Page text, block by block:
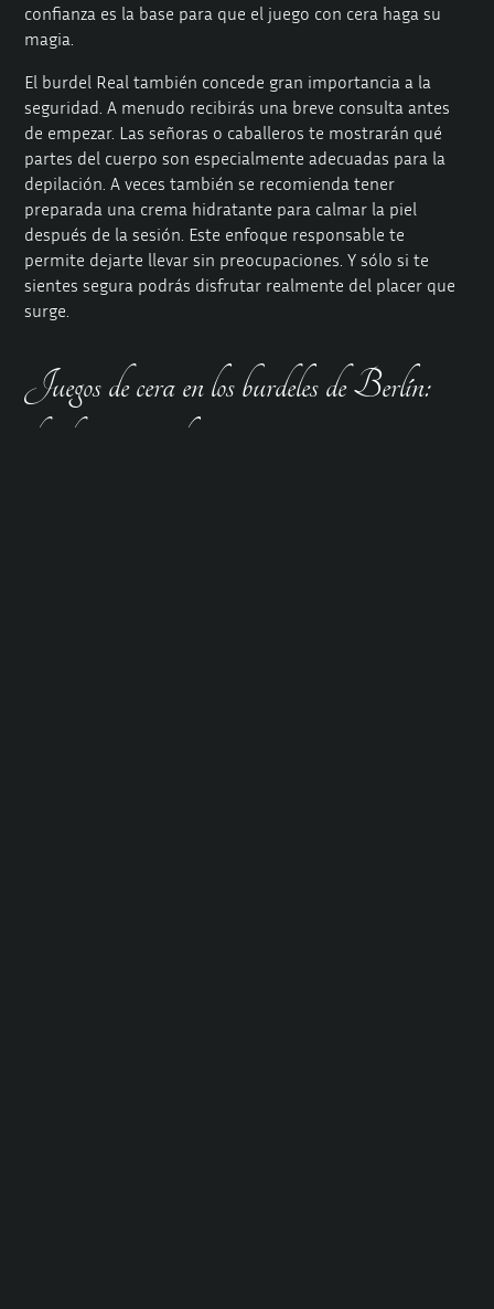
confianza es la base para que el juego con cera haga su
magia.
El burdel Real también concede gran importancia a la
seguridad. A menudo recibirás una breve consulta antes
de empezar. Las señoras o caballeros te mostrarán qué
partes del cuerpo son especialmente adecuadas para la
depilación. A veces también se recomienda tener
preparada una crema hidratante para calmar la piel
después de la sesión. Este enfoque responsable te
permite dejarte llevar sin preocupaciones. Y sólo si te
sientes segura podrás disfrutar realmente del placer que
surge.
Juegos de cera en los burdeles de Berlín:
dónde encontrarlos